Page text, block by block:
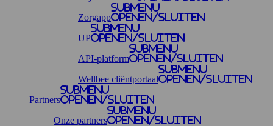
Zorgapp
Submenu
openen/sluiten
UP
Submenu
openen/sluiten
API-platform
Submenu
openen/sluiten
Wellbee cliëntportaal
Submenu
openen/sluiten
Partners
Submenu
openen/sluiten
Onze partners
Submenu
openen/sluiten